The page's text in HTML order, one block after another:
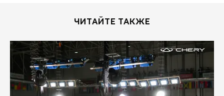
ЧИТАЙТЕ ТАКЖЕ